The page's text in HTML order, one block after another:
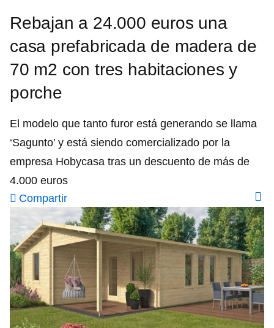
Rebajan a 24.000 euros una
casa prefabricada de madera de
70 m2 con tres habitaciones y
porche
El modelo que tanto furor está generando se llama
‘Sagunto’ y está siendo comercializado por la
empresa Hobycasa tras un descuento de más de
4.000 euros
Compartir